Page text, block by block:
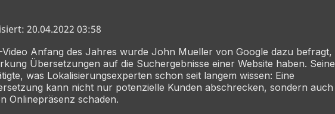
20.04.2022 03:58
Video Anfang des Jahres wurde John Mueller von Google dazu befragt,
Übersetzungen auf die Suchergebnisse einer Website haben. Seine
was Lokalisierungsexperten schon seit langem wissen: Eine
kann nicht nur potenzielle Kunden abschrecken, sondern auch
Onlinepräsenz schaden.